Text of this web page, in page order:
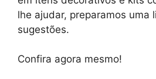
lhe ajudar, preparamos uma
sugestões.
Confira agora mesmo!